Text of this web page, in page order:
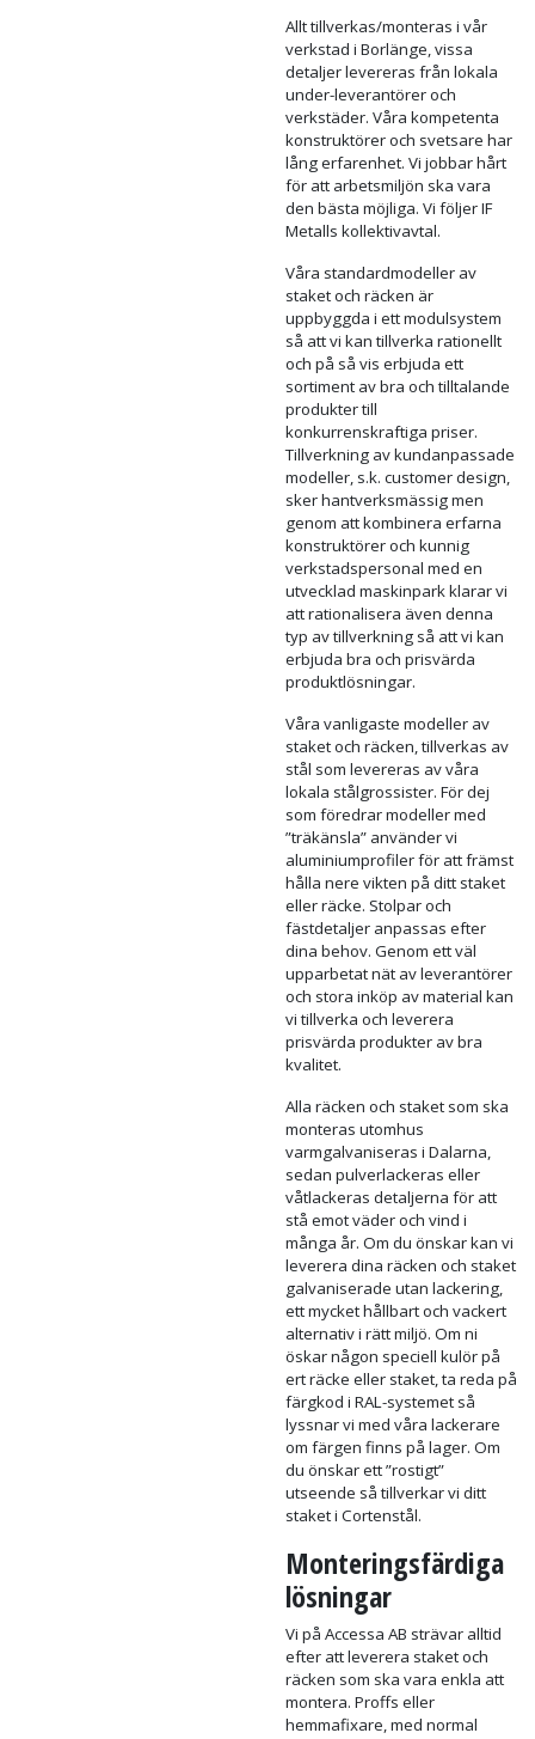
Dalarna
Söker du Staket i stål eller i typ
smide eller balkongräcke,
altanräcken, trappräcke,
skyddsräcken eller handledare.
Kontakta oss så diskuterar vi
fram en bra lösning
tillsammans. Ta några bilder
och/eller några mått och skicka
förslag på lösningar – Allt för
att hitta en optimal lösning med
tanke på funktion och design.
Allt tillverkas/monteras i vår
verkstad i Borlänge, vissa
detaljer levereras från lokala
under-leverantörer och
verkstäder. Våra kompetenta
konstruktörer och svetsare har
lång erfarenhet. Vi jobbar hårt
för att arbetsmiljön ska vara
den bästa möjliga. Vi följer IF
Metalls kollektivavtal.
Våra standardmodeller av
staket och räcken är
uppbyggda i ett modulsystem
så att vi kan tillverka rationellt
sortiment av bra och tilltalande
produkter till
konkurrenskraftiga priser.
Tillverkning av kundanpassade
modeller, s.k. customer design,
sker hantverksmässig men
genom att kombinera erfarna
konstruktörer och kunnig
verkstadspersonal med en
utvecklad maskinpark klarar vi
att rationalisera även denna
typ av tillverkning så att vi kan
erbjuda bra och prisvärda
produktlösningar.
Våra vanligaste modeller av
stål som levereras av våra
lokala stålgrossister. För dej
som föredrar modeller med
”träkänsla” använder vi
aluminiumprofiler för att främst
hålla nere vikten på ditt staket
eller räcke. Stolpar och
fästdetaljer anpassas efter
dina behov. Genom ett väl
upparbetat nät av leverantörer
och stora inköp av material kan
vi tillverka och leverera
prisvärda produkter av bra
kvalitet.
Alla räcken och staket som ska
monteras utomhus
varmgalvaniseras i Dalarna,
sedan pulverlackeras eller
stå emot väder och vind i
många år. Om du önskar kan vi
leverera dina räcken och staket
galvaniserade utan lackering,
ett mycket hållbart och vackert
alternativ i rätt miljö. Om ni
öskar någon speciell kulör på
ert räcke eller staket, ta reda på